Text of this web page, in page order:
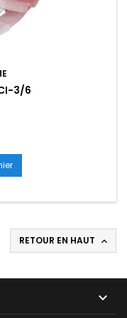
3/6
RETOUR EN HAUT 
